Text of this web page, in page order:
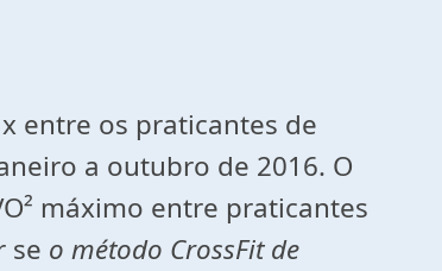
entre os praticantes de
a outubro de 2016. O
máximo entre praticantes
se o método CrossFit de